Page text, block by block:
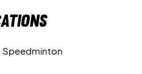
Speedminton